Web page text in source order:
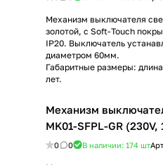
Механизм выключателя
золотой, с Soft-Touch
IP20. Выключатель
диаметром 60мм.
Габаритные размеры:
лет.
Механизм
MK01-SFPL-GR
0 0 В наличии: 174 шт